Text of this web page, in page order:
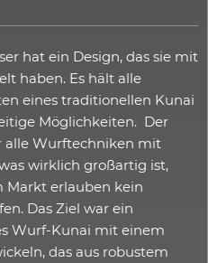
hat ein Design, das sie mit
haben. Es hält alle
eines traditionellen Kunai
Möglichkeiten. Der
alle Wurftechniken mit
wirklich großartig ist,
Markt erlauben kein
Das Ziel war ein
Wurf-Kunai mit einem
das aus robustem